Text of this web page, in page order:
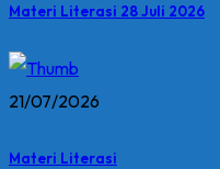
Materi Literasi 28 Juli 2026
21/07/2026
Materi Literasi